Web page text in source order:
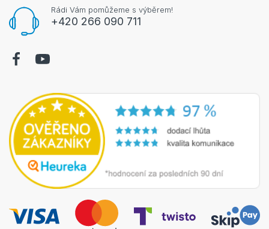
Rádi Vám pomůžeme s výběrem!
+420 266 090 711